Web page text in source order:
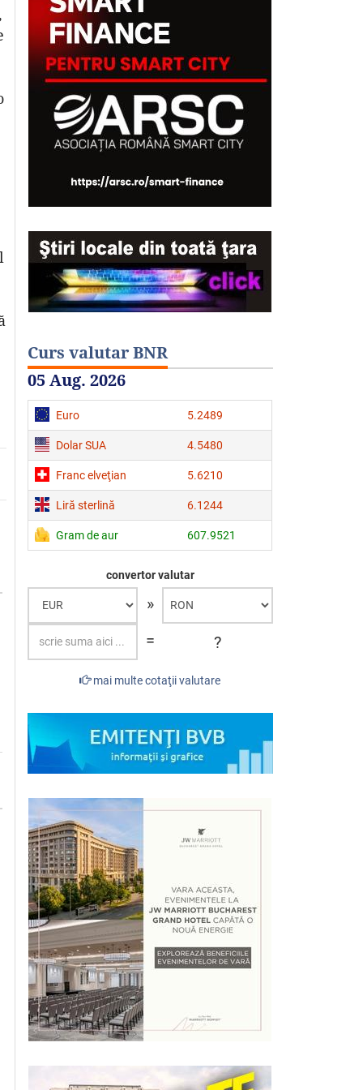
Curs valutar BNR
05 Aug. 2026
Euro 5.2489
Dolar SUA 4.5480
Franc elveţian 5.6210
Liră sterlină 6.1244
Gram de aur 607.9521
convertor valutar
»
=
?
mai multe cotaţii valutare